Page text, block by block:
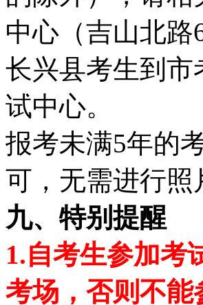
中心（吉山北
长兴县考生到
试中心。
报考未满5年的
可，无需进行照
九、特别提醒
1.自考生参加考
考场，否则不